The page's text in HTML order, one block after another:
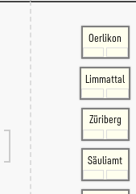
Oerlikon
Limmattal
Züriberg
Säuliamt